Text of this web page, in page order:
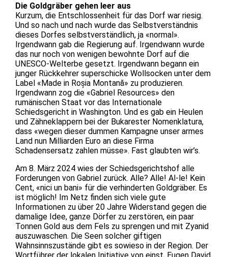
Die Goldgräber gehen leer aus
Kurzum, die Entschlossenheit für das Dorf war riesig.
Und so nach und nach wurde das Selbstverständnis
dieses Dorfes selbstverständlich, ja «normal».
Irgendwann gab die Regierung auf. Irgendwann wurde
das nur noch von wenigen bewohnte Dorf auf die
UNESCO-Welterbe gesetzt. Irgendwann begann ein
junger Rückkehrer superschicke Wollsocken unter dem
Label «Made in Roșia Montană» zu produzieren.
Irgendwann zog die «Gabriel Resources» den
rumänischen Staat vor das Internationale
Schiedsgericht in Washington. Und es gab ein Heulen
und Zähneklappern bei der Bukarester Nomenklatura,
dass «wegen dieser dummen Kampagne unser armes
Land nun Milliarden Euro an diese Firma
Schadensersatz zahlen müsse». Fast glaubten wir’s.
Am 8. März 2024 wies der Schiedsgerichtshof alle
Forderungen von Gabriel zurück. Alle? Alle! Al-le! Kein
Cent, «nici un bani» für die verhinderten Goldgräber. Es
ist möglich! Im Netz finden sich viele gute
Informationen zu über 20 Jahre Widerstand gegen die
damalige Idee, ganze Dörfer zu zerstören, ein paar
Tonnen Gold aus dem Fels zu sprengen und mit Zyanid
auszuwaschen. Die Seen solcher giftigen
Wahnsinnszustände gibt es sowieso in der Region. Der